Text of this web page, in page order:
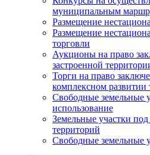
муниципальным
Размещение
Размещение
торговли
Аукционы на право
застроенной
Торги на право
комплексном развитии
Свободные земельные
использование
Земельные участки
территорий
Свободные земельные